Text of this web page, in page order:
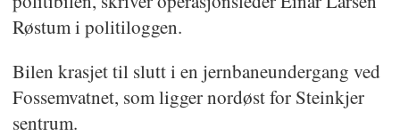
Røstum i politiloggen.
Bilen krasjet til slutt i en jernbaneundergang ved
Fossemvatnet, som ligger nordøst for Steinkjer
sentrum.